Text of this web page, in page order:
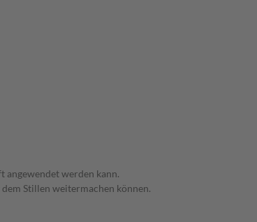
angewendet werden kann.
Stillen weitermachen können.